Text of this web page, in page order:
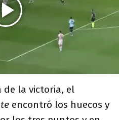
de la victoria, el
encontró los huecos y